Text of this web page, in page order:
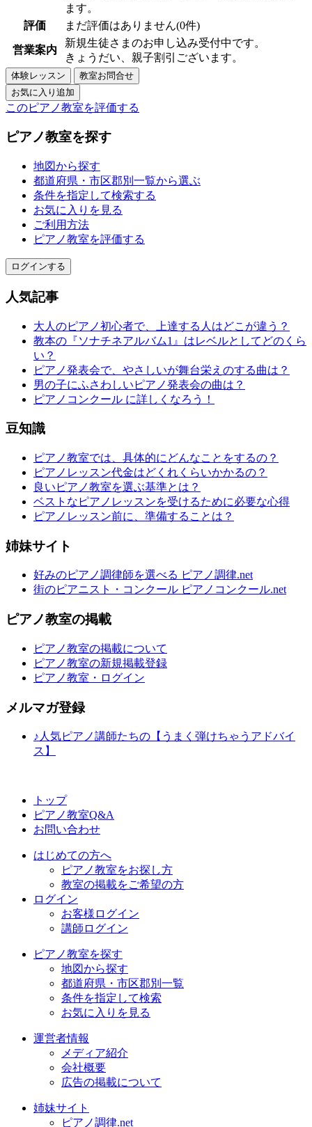
ます。
評価
まだ評価はありません(0件)
営業案内
新規生徒さまのお申し込み受付中です。
きょうだい、親子割引ございます。
このピアノ教室を評価する
ピアノ教室を探す
地図から探す
都道府県・市区郡別一覧から選ぶ
条件を指定して検索する
お気に入りを見る
ご利用方法
ピアノ教室を評価する
ログインする
人気記事
大人のピアノ初心者で、上達する人はどこが違う？
教本の『ソナチネアルバム1』はレベルとしてどのくら
い？
ピアノ発表会で、やさしいが舞台栄えのする曲は？
男の子にふさわしいピアノ発表会の曲は？
ピアノコンクール に詳しくなろう！
豆知識
ピアノ教室では、具体的にどんなことをするの？
ピアノレッスン代金はどくれくらいかかるの？
良いピアノ教室を選ぶ基準とは？
ベストなピアノレッスンを受けるために必要な心得
ピアノレッスン前に、準備することは？
姉妹サイト
好みのピアノ調律師を選べる ピアノ調律.net
街のピアニスト・コンクール ピアノコンクール.net
ピアノ教室の掲載
ピアノ教室の掲載について
ピアノ教室の新規掲載登録
ピアノ教室・ログイン
メルマガ登録
♪人気ピアノ講師たちの【うまく弾けちゃうアドバイ
ス】
トップ
ピアノ教室Q&A
お問い合わせ
はじめての方へ
ピアノ教室をお探し方
教室の掲載をご希望の方
ログイン
お客様ログイン
講師ログイン
ピアノ教室を探す
地図から探す
都道府県・市区郡別一覧
条件を指定して検索
お気に入りを見る
運営者情報
メディア紹介
会社概要
広告の掲載について
姉妹サイト
ピアノ調律.net